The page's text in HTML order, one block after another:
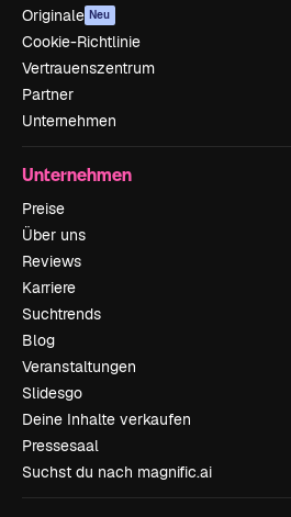
Originale Neu
Cookie-Richtlinie
Vertrauenszentrum
Partner
Unternehmen
Unternehmen
Preise
Über uns
Reviews
Karriere
Suchtrends
Blog
Veranstaltungen
Slidesgo
Deine Inhalte verkaufen
Pressesaal
Suchst du nach magnific.ai